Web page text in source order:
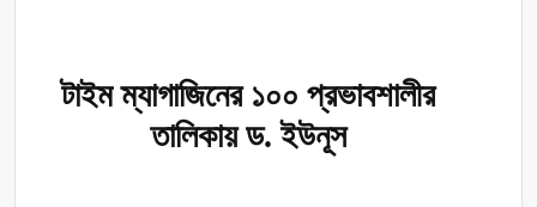
টাইম ম্যাগাজিনের ১০০ প্রভাবশালীর
তালিকায় ড. ইউনূস